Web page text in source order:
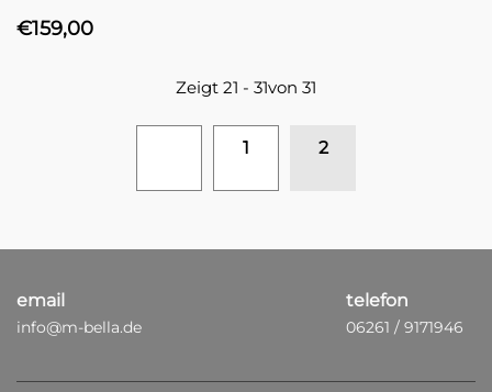
Normaler
€159,00
Zeigt 21 - 31von 31
1 2
email
info@m-bella.de
telefon
06261 / 9171946